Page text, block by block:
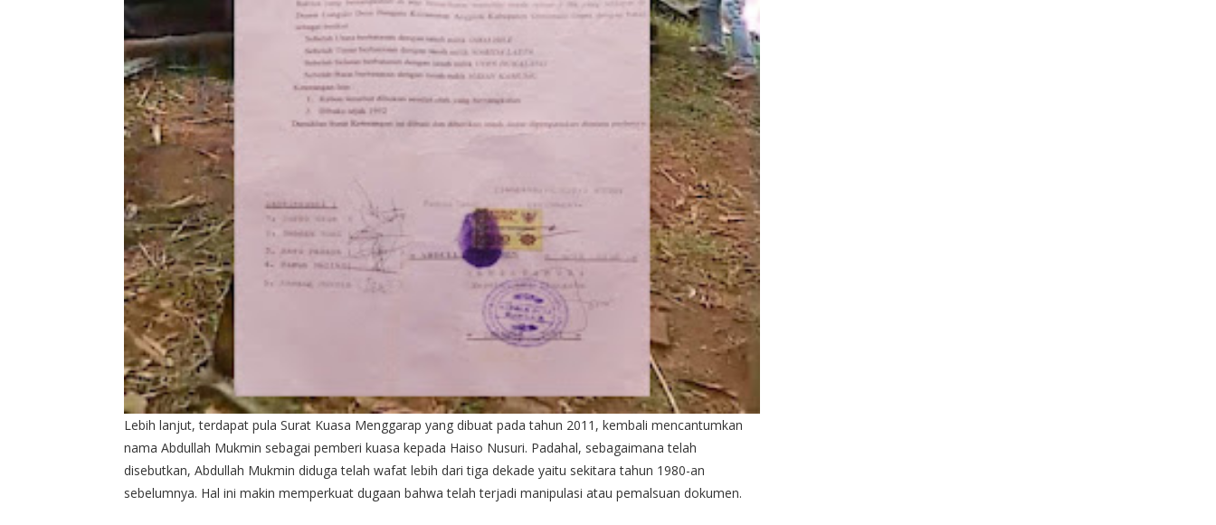
Lebih lanjut, terdapat pula Surat Kuasa Menggarap yang dibuat pada tahun 2011, kembali mencantumkan
nama Abdullah Mukmin sebagai pemberi kuasa kepada Haiso Nusuri. Padahal, sebagaimana telah
disebutkan, Abdullah Mukmin diduga telah wafat lebih dari tiga dekade yaitu sekitara tahun 1980-an
sebelumnya. Hal ini makin memperkuat dugaan bahwa telah terjadi manipulasi atau pemalsuan dokumen.